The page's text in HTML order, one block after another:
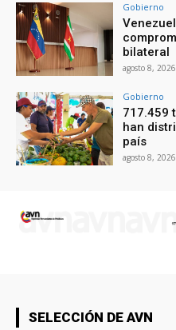
Gobierno
bilateral
agosto 8, 2026
Gobierno
717.459
han
país
agosto 8, 2026
SELECCIÓN DE AVN